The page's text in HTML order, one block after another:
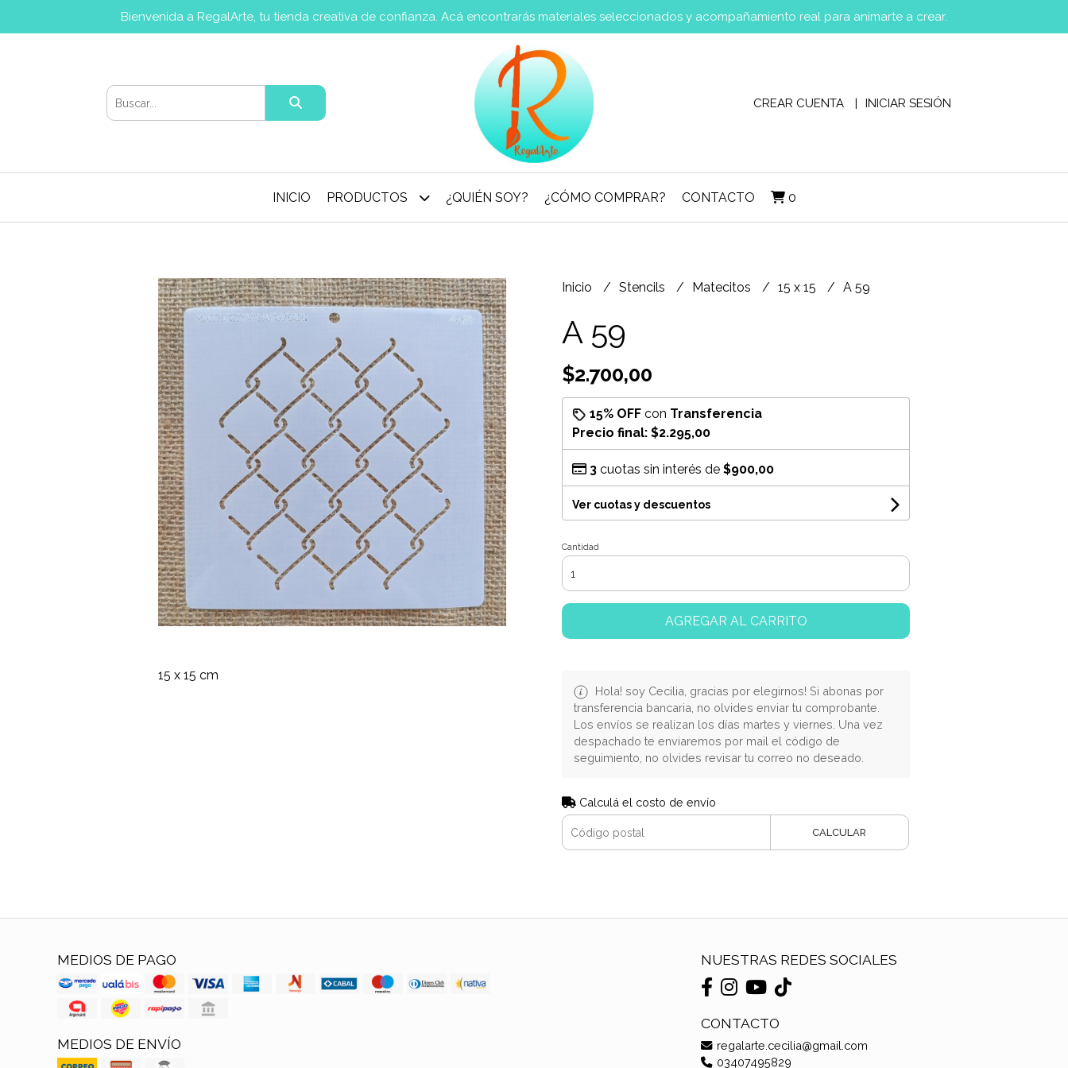
Bienvenida a RegalArte, tu tienda creativa de confianza. Acá encontrarás materiales seleccionados y acompañamiento real para animarte a crear.
CREAR CUENTA INICIAR SESIÓN
INICIO PRODUCTOS ¿QUIÉN SOY? ¿CÓMO COMPRAR? CONTACTO 0
15 x 15 cm
Inicio Stencils Matecitos 15 x 15 A 59
A 59
$2.700,00
15% OFF con Transferencia
Precio final: $2.295,00
3 cuotas sin interés de $900,00
Ver cuotas y descuentos
Cantidad
AGREGAR AL CARRITO
Hola! soy Cecilia, gracias por elegirnos! Si abonas por
transferencia bancaria, no olvides enviar tu comprobante.
Los envíos se realizan los días martes y viernes. Una vez
despachado te enviaremos por mail el código de
seguimiento, no olvides revisar tu correo no deseado.
Calculá el costo de envío
CALCULAR
MEDIOS DE PAGO
MEDIOS DE ENVÍO
NUESTRAS REDES SOCIALES
CONTACTO
regalarte.cecilia@gmail.com
03407495829